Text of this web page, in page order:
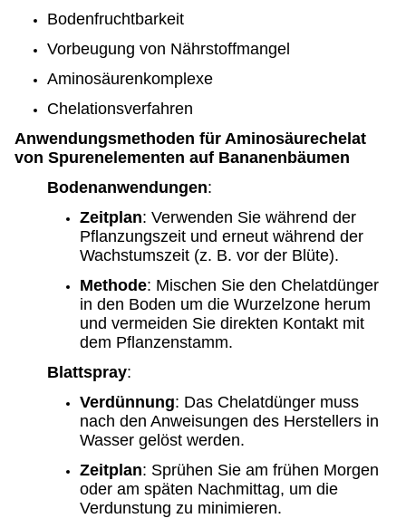
Bodenfruchtbarkeit
Vorbeugung von Nährstoffmangel
Aminosäurenkomplexe
Chelationsverfahren
Anwendungsmethoden für Aminosäurechelat
von Spurenelementen auf Bananenbäumen
Bodenanwendungen:
Zeitplan: Verwenden Sie während der
Pflanzungszeit und erneut während der
Wachstumszeit (z. B. vor der Blüte).
Methode: Mischen Sie den Chelatdünger
in den Boden um die Wurzelzone herum
und vermeiden Sie direkten Kontakt mit
dem Pflanzenstamm.
Blattspray:
Verdünnung: Das Chelatdünger muss
nach den Anweisungen des Herstellers in
Wasser gelöst werden.
Zeitplan: Sprühen Sie am frühen Morgen
oder am späten Nachmittag, um die
Verdunstung zu minimieren.